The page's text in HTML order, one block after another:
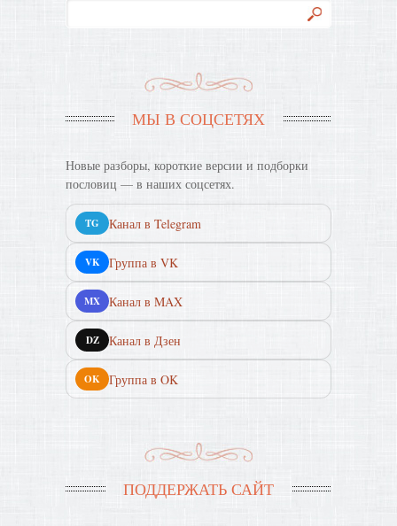
МЫ В СОЦСЕТЯХ
Новые разборы, короткие версии и подборки
пословиц — в наших соцсетях.
TG Канал в Telegram
VK Группа в VK
MX Канал в MAX
DZ Канал в Дзен
OK Группа в OK
ПОДДЕРЖАТЬ САЙТ